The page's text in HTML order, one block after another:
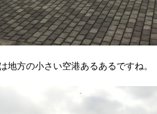
方の小さい空港あるあるですね。